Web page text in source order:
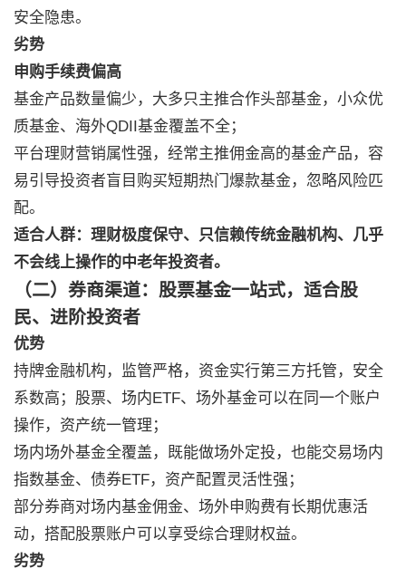
安全隐患。
劣势
申购手续费偏高
基金产品数量偏少，大多只主推合作头部基金，小众优
质基金、海外QDII基金覆盖不全；
平台理财营销属性强，经常主推佣金高的基金产品，容
易引导投资者盲目购买短期热门爆款基金，忽略风险匹
配。
适合人群：理财极度保守、只信赖传统金融机构、几乎
不会线上操作的中老年投资者。
（二）券商渠道：股票基金一站式，适合股
民、进阶投资者
优势
持牌金融机构，监管严格，资金实行第三方托管，安全
系数高；股票、场内ETF、场外基金可以在同一个账户
操作，资产统一管理；
场内场外基金全覆盖，既能做场外定投，也能交易场内
指数基金、债券ETF，资产配置灵活性强；
部分券商对场内基金佣金、场外申购费有长期优惠活
动，搭配股票账户可以享受综合理财权益。
劣势